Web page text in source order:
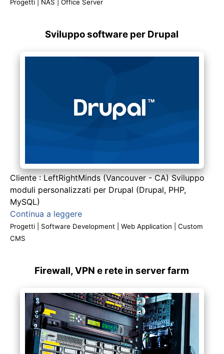
Progetti NAS Office Server
Sviluppo software per Drupal
Cliente : LeftRightMinds (Vancouver - CA) Sviluppo
moduli personalizzati per Drupal (Drupal, PHP,
MySQL)
Continua a leggere
Progetti Software Development Web Application
Custom
CMS
Firewall, VPN e rete in server farm